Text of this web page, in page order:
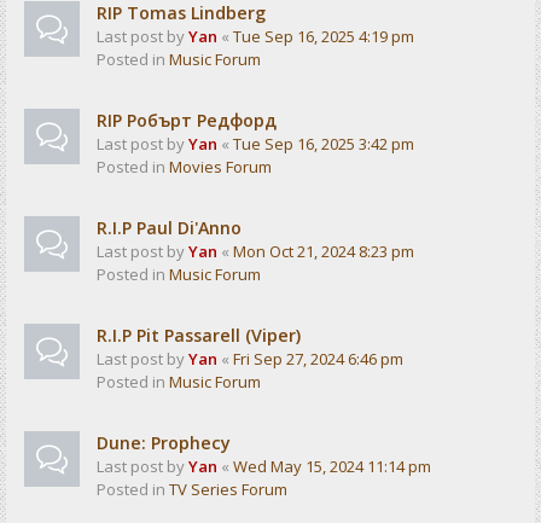
RIP Tomas Lindberg
Last post byYan « Tue Sep 16, 2025 4:19 pm
Posted in Music Forum
RIP Робърт Редфорд
Last post byYan « Tue Sep 16, 2025 3:42 pm
Posted in Movies Forum
R.I.P Paul Di'Anno
Last post byYan « Mon Oct 21, 2024 8:23 pm
Posted in Music Forum
R.I.P Pit Passarell (Viper)
Last post byYan « Fri Sep 27, 2024 6:46 pm
Posted in Music Forum
Dune: Prophecy
Last post byYan « Wed May 15, 2024 11:14 pm
Posted in TV Series Forum